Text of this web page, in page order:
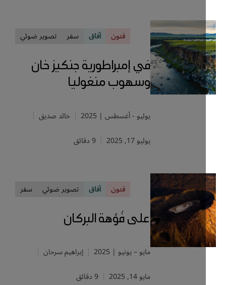
آفاق سفر تصوير ضوئي
في إمبراطورية جنكيز خان
وسهوب منغوليا
يوليو - أغسطس | 2025
خالد صديق
9 دقائق
آفاق تصوير ضوئي سفر
على فُوَّهة البركان
مايو – يونيو | 2025
إبراهيم سرحان
9 دقائق